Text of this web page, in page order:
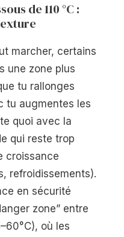
de 110 °C :
marcher, certains
une zone plus
tu rallonges
tu augmentes les
quoi avec la
qui reste trop
croissance
refroidissements).
en sécurité
zone” entre
où les